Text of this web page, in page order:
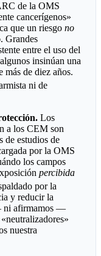
de la OMS
cancerígenos»
que un riesgo no
Grandes
entre el uso del
insinúan una
más de diez años.
ni de
Los
a los CEM son
de estudios de
por la OMS
los campos
percibida
por la
y reducir la
ni afirmamos —
nuestra